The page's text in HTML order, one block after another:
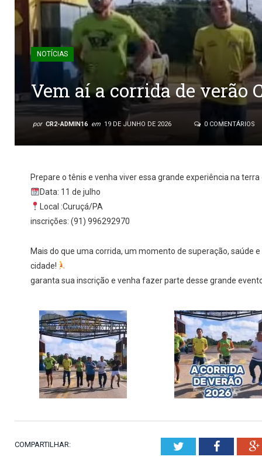
NOTÍCIAS
Vem aí a corrida de verão
por CR2-ADMIN16 em 19 DE JUNHO DE 2026 0 COMENTÁRIOS
Prepare o tênis e venha viver essa grande experiência na terra
Data: 11 de julho
Local :Curuçá/PA
inscrições: (91) 996292970
Mais do que uma corrida, um momento de superação, saúde
cidade!
garanta sua inscrição e venha fazer parte desse grande
COMPARTILHAR: Twitter